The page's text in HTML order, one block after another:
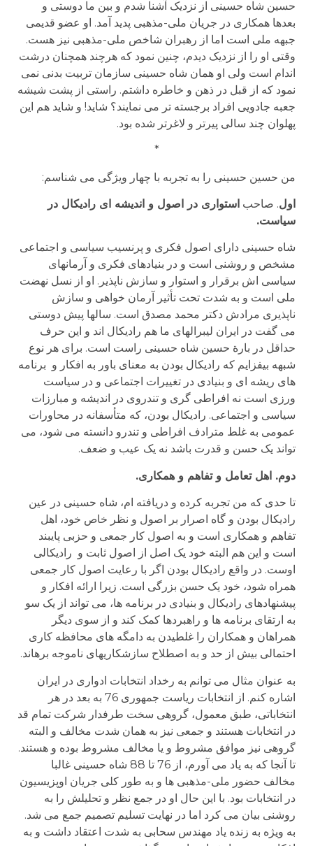
حسین شاه حسینی از نزدیک آشنا شدم و بین ما دوستی و
بعدها همکاری در جریان ملی-مذهبی پدید آمد. او عضو قدیمی
جبهه ملی است اما از رهبران شاخص ملی-مذهبی نیز هست.
وقتی او را از نزدیک دیدم، چنین نمود که هرچند همچنان درشت
اندام است ولی او همان شاه حسینی سازمان تربیت بدنی نمی
نمود که از قبل در ذهن و خاطره داشتم. راستی از پشت شیشه
جعبه جادویی افراد برجسته تر می نمایند؟ شاید! و شاید هم این
پهلوان چند سالی پیرتر و لاغرتر شده بود.
*
من حسین حسینی را به تجربه با چهار ویژگی می شناسم:
اول. صاحب استواری در اصول و اندیشه ای رادیکال در
سیاست.
شاه حسینی دارای اصول فکری و پرنسیب سیاسی و اجتماعی
مشخص و روشنی است و در بنیادهای فکری و آرمانهای
سیاسی اش برقرار و استوار و سازش ناپذیر. او از نسل نهضت
ملی است و به شدت تحت تأثیر آرمان خواهی و سازش
ناپذیری مرادش دکتر محمد مصدق است. سالها پیش دوستی
می گفت در ایران لیبرالهای ما هم رادیکال اند و این حرف
حداقل در بارة حسین شاه حسینی راست است. برای هر نوع
شبهه بیفزایم که رادیکال بودن به معنای باور به افکار و برنامه
های ریشه ای و بنیادی در تغییرات اجتماعی و در سیاست
ورزی است نه افراطی گری و تندروی در اندیشه و مبارزات
سیاسی و اجتماعی. رادیکال بودن، که متأسفانه در محاورات
عمومی به غلط مترادف افراطی و تندرو دانسته می شود، می
تواند یک حسن و قدرت باشد نه یک عیب و ضعف.
دوم. اهل تعامل و تفاهم و همکاری.
تا حدی که من تجربه کرده و دریافته ام، شاه حسینی در عین
رادیکال بودن و گاه اصرار بر اصول و نظر خاص خود، اهل
تفاهم و همکاری است و به اصول کار جمعی و حزبی پایبند
است و این هم البته خود یک اصل از اصول ثابت و رادیکالی
اوست. در واقع رادیکال بودن اگر با رعایت اصول کار جمعی
همراه شود، خود یک حسن بزرگی است. زیرا ارائه افکار و
پیشنهادهای رادیکال و بنیادی در برنامه ها، می تواند از یک سو
به ارتقای برنامه ها و راهبردها کمک کند و از سوی دیگر
همراهان و همکاران را غلطیدن به دامگه های محافظه کاری
احتمالی بیش از حد و به اصطلاح سازشکاریهای ناموجه برهاند.
به عنوان مثال می توانم به رخداد انتخابات ادواری در ایران
اشاره کنم. از انتخابات ریاست جمهوری 76 به بعد در هر
انتخاباتی، طبق معمول، گروهی سخت طرفدار شرکت تمام قد
در انتخابات هستند و جمعی نیز به همان شدت مخالف و البته
گروهی نیز موافق مشروط و یا مخالف مشروط بوده و هستند.
تا آنجا که به یاد می آورم، از 76 تا 88 شاه حسینی غالبا
مخالف حضور ملی-مذهبی ها و به طور کلی جریان اوپزیسیون
در انتخابات بود. با این حال او در جمع نظر و تحلیلش را به
روشنی بیان می کرد اما در نهایت تسلیم تصمیم جمع می شد.
به ویژه به زنده یاد مهندس سحابی به شدت اعتقاد داشت و به